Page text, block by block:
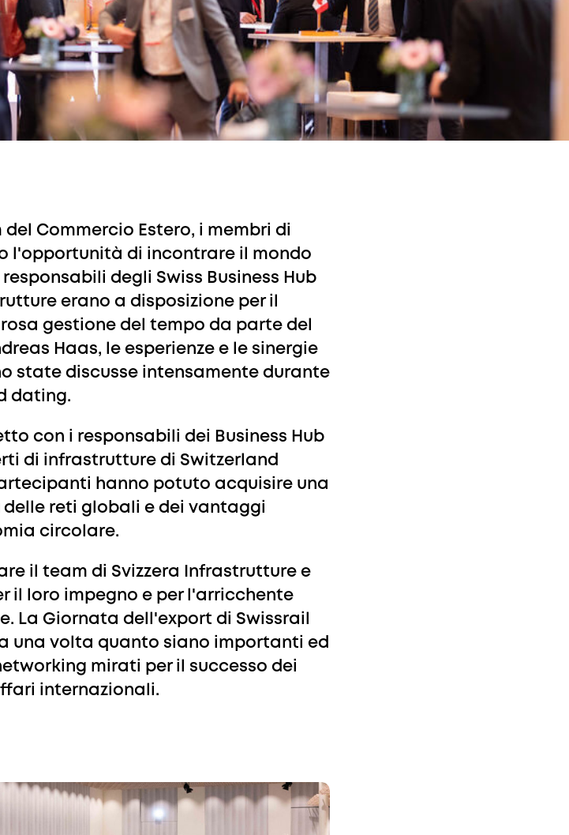
Commercio Estero, i membri di
l'opportunità di incontrare il mondo
responsabili degli Swiss Business Hub
erano a disposizione per il
gestione del tempo da parte del
Haas, le esperienze e le sinergie
state discusse intensamente durante
dating.
con i responsabili dei Business Hub
di infrastrutture di Switzerland
hanno potuto acquisire una
reti globali e dei vantaggi
circolare.
il team di Svizzera Infrastrutture e
il loro impegno e per l'arricchente
La Giornata dell'export di Swissrail
una volta quanto siano importanti ed
mirati per il successo dei
internazionali.